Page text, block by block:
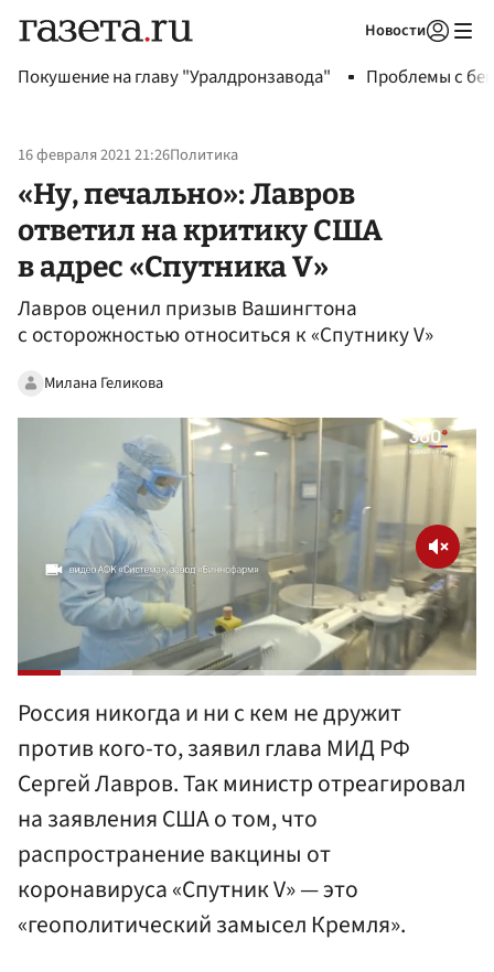
Новости
Покушение на главу "Уралдронзавода" Проблемы с
16 февраля 2021 21:26Политика
«Ну, печально»: Лавров
ответил на критику США
в адрес «Спутника V»
Лавров оценил призыв Вашингтона
с осторожностью относиться к «Спутнику V»
Милана Геликова
Россия никогда и ни с кем не дружит
против кого-то, заявил глава МИД РФ
Сергей Лавров. Так министр отреагировал
на заявления США о том, что
распространение вакцины от
коронавируса «Спутник V» — это
«геополитический замысел Кремля».